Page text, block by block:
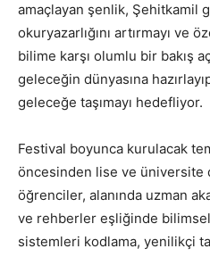
amaçlayan şenlik, Şehitkamil
okuryazarlığını artırmayı ve
bilime karşı olumlu bir bakış
geleceğin dünyasına
geleceğe taşımayı hedefliyor.
Festival boyunca kurulacak
öncesinden lise ve üniversite
öğrenciler, alanında uzman
ve rehberler eşliğinde bilimsel
sistemleri kodlama, yenilikçi